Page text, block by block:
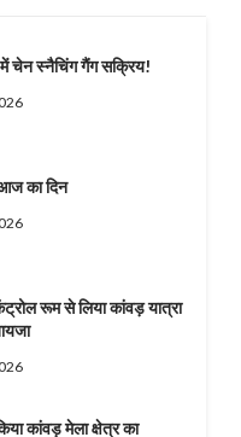
चेन स्नैचिंग गैंग सक्रिय!
का दिन
रूम से लिया कांवड़ यात्रा
कांवड़ मेला क्षेत्र का